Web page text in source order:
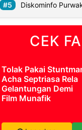
Diskominfo
CEK
Tolak Pakai
Acha Septriasa Rela
Gelantungan Demi
Film Munafik